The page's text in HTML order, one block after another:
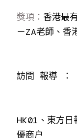
獎項： 香港最
－ZA老師、香
訪問 報導 ：
HK01、東方
優商户